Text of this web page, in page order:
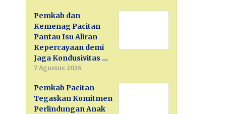
Pemkab dan
Kemenag Pacitan
Pantau Isu Aliran
Kepercayaan demi
Jaga Kondusivitas …
7 Agustus 2026
Pemkab Pacitan
Tegaskan Komitmen
Perlindungan Anak